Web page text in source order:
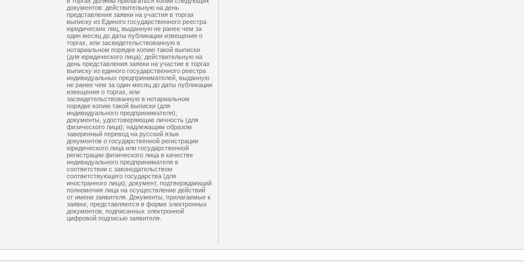
документов: действительную на день
представления заявки на участия в торгах
выписку из Единого государственного реестра
юридических лиц, выданную не ранее чем за
один месяц до даты публикации извещения о
торгах, или засвидетельствованную в
нотариальном порядке копию такой выписки
(для юридического лица); действительную на
день представления заявки на участие в торгах
выписку из единого государственного реестра
индивидуальных предпринимателей, выданную
не ранее чем за один месяц до даты публикации
извещения о торгах, или
засвидетельствованную в нотариальном
порядке копию такой выписки (для
индивидуального предпринимателя);
документы, удостоверяющие личность (для
физического лица); надлежащим образом
заверенный перевод на русский язык
документов о государственной регистрации
юридического лица или государственной
регистрации физического лица в качестве
индивидуального предпринимателя в
соответствии с законодательством
соответствующего государства (для
иностранного лица); документ, подтверждающий
полномочия лица на осуществление действий
от имени заявителя. Документы, прилагаемые к
заявке, представляются в форме электронных
документов, подписанных электронной
цифровой подписью заявителя.